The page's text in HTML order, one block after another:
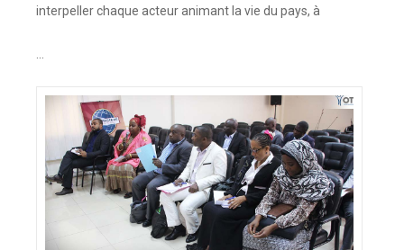
interpeller chaque acteur animant la vie du pays, à